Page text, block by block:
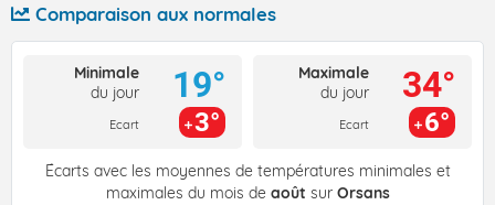
Comparaison aux normales
Minimale
du jour
Ecart
19°
3°
Maximale
du jour
Ecart
34°
6°
Écarts avec les moyennes de températures minimales et
maximales du mois de août sur Orsans